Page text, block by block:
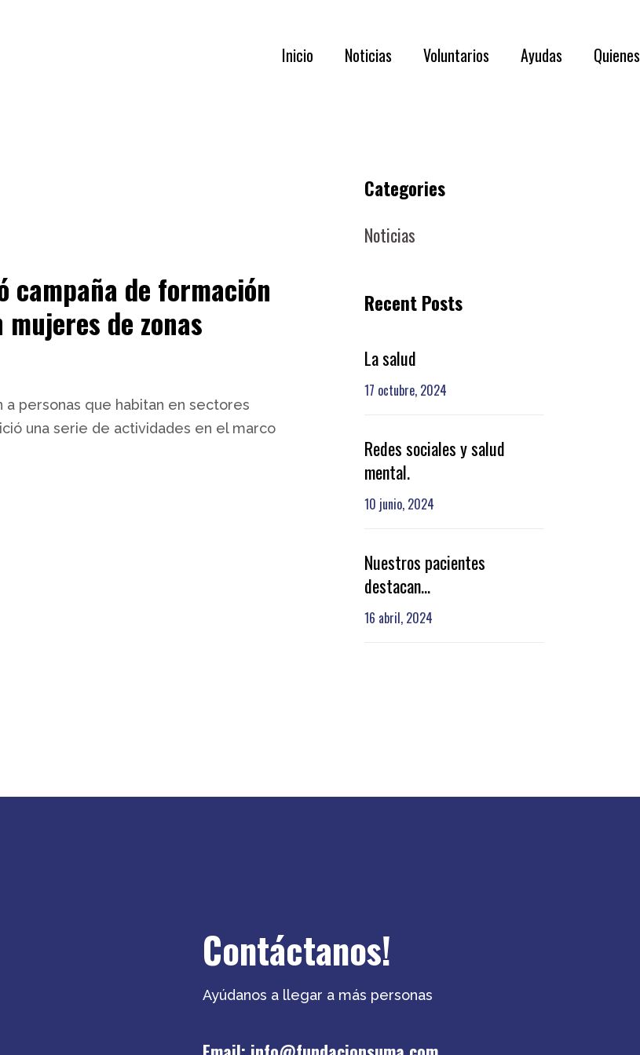
Inicio Noticias Voluntarios Ayudas
campaña de formación
de zonas
personas que habitan en sectores
una serie de actividades en el marco
Categories
Noticias
Recent Posts
La salud
17 octubre, 2024
Redes sociales y salud
mental.
10 junio, 2024
Nuestros pacientes
destacan…
16 abril, 2024
Contáctanos!
Ayúdanos a llegar a más personas